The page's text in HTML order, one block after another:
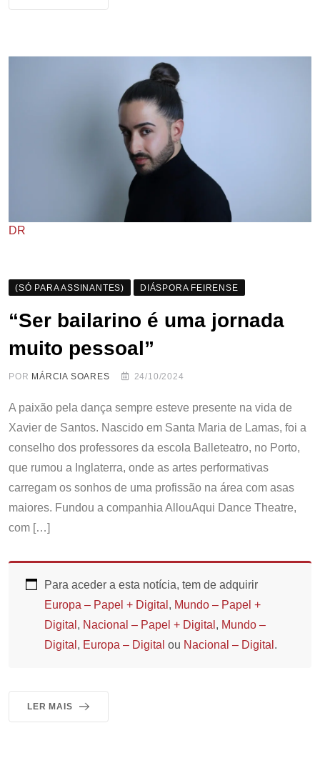
DR
(SÓ PARA ASSINANTES) DIÁSPORA FEIRENSE
“Ser bailarino é uma jornada
muito pessoal”
POR MÁRCIA SOARES 24/10/2024
A paixão pela dança sempre esteve presente na vida de
Xavier de Santos. Nascido em Santa Maria de Lamas, foi a
conselho dos professores da escola Balleteatro, no Porto,
que rumou a Inglaterra, onde as artes performativas
carregam os sonhos de uma profissão na área com asas
maiores. Fundou a companhia AllouAqui Dance Theatre,
com […]
Para aceder a esta notícia, tem de adquirir
Europa – Papel + Digital , Mundo – Papel +
Digital , Nacional – Papel + Digital , Mundo –
Digital , Europa – Digital ou Nacional – Digital .
LER MAIS